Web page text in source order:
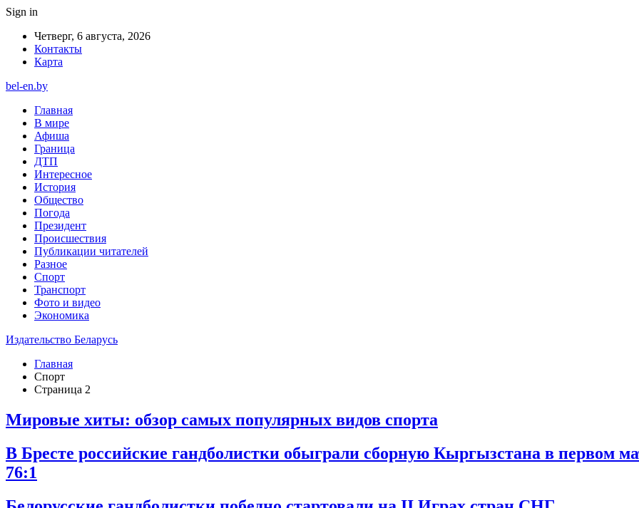
Sign in
Четверг, 6 августа, 2026
Контакты
Карта
bel-en.by
Главная
В мире
Афиша
Граница
ДТП
Интересное
История
Общество
Погода
Президент
Происшествия
Публикации читателей
Разное
Спорт
Транспорт
Фото и видео
Экономика
Издательство Беларусь
Главная
Спорт
Страница 2
Мировые хиты: обзор самых популярных видов спорта
В Бресте российские гандболистки обыграли сборную Кыргызстана в первом
76:1